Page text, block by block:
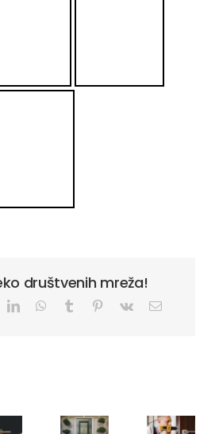
društvenih mreža!
LinkedInWhatsApp
Tumblr Pinterest
Vk Email